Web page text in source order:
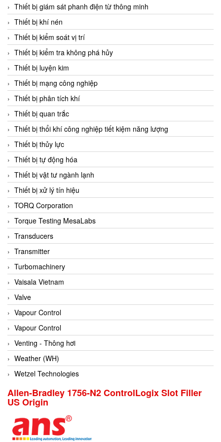
Chromalox
ChuanYi
CIC
Clage
Clake Fololo
Clark Cooper
CMC Ventilazione
Coax Valves Inc
Codel
Cofimco
Coltraco
Comat Releco
Comax
COMETECH VietNam
COMFILE Technology
Conch
Conductix/ WAMPFLER
Contrec
Contrinex
Control Solution Minesota
Copeland
Cortem
Cosa Xentaur
Cosil
Coulton
Crouzet
Crowcon
Crutec Dust Zero Vietnam
Crydom
Thiết bị giám sát phanh điện từ thông minh
Thiết bị khí nén
Thiết bị kiểm soát vị trí
Thiết bị kiểm tra không phá hủy
Thiết bị luyện kim
Thiết bị mạng công nghiệp
Thiết bị phân tích khí
Thiết bị quan trắc
Thiết bị thổi khí công nghiệp tiết kiệm năng lượng
Thiết bị thủy lực
Thiết bị tự động hóa
Thiết bị vật tư ngành lạnh
Thiết bị xử lý tín hiệu
TORQ Corporation
Torque Testing MesaLabs
Transducers
Transmitter
Turbomachinery
Vaisala Vietnam
Valve
Vapour Control
Vapour Control
Venting - Thông hơi
Weather (WH)
Wetzel Technologies
Allen-Bradley 1756-N2 ControlLogix Slot Filler
US Origin